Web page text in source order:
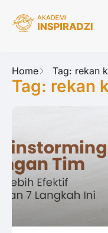
Home Tag: rekan
Tag: rekan